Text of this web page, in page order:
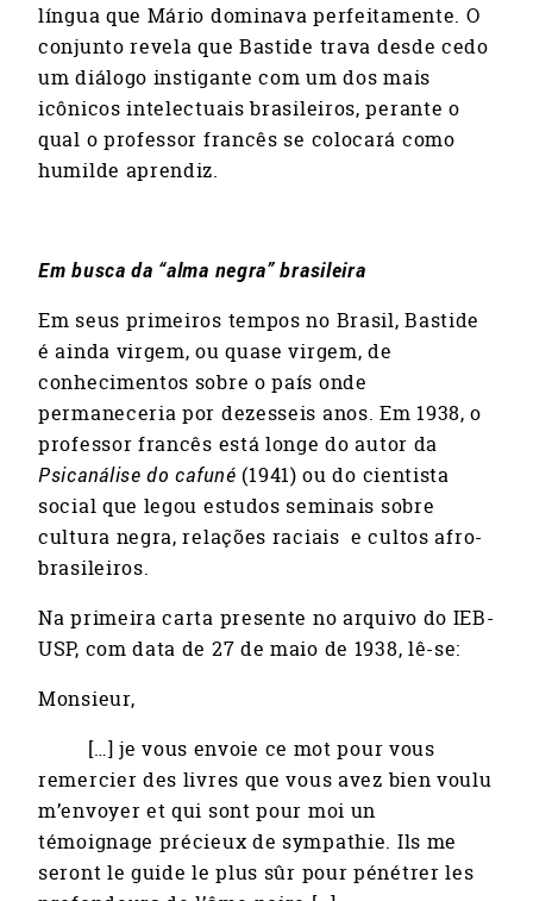
língua que Mário dominava perfeitamente. O
conjunto revela que Bastide trava desde cedo
um diálogo instigante com um dos mais
icônicos intelectuais brasileiros, perante o
qual o professor francês se colocará como
humilde aprendiz.
Em busca da “alma negra” brasileira
Em seus primeiros tempos no Brasil, Bastide
é ainda virgem, ou quase virgem, de
conhecimentos sobre o país onde
permaneceria por dezesseis anos. Em 1938, o
professor francês está longe do autor da
Psicanálise do cafuné (1941) ou do cientista
social que legou estudos seminais sobre
cultura negra, relações raciais e cultos afro-
brasileiros.
Na primeira carta presente no arquivo do IEB-
USP, com data de 27 de maio de 1938, lê-se:
Monsieur,
[…] je vous envoie ce mot pour vous
remercier des livres que vous avez bien voulu
m’envoyer et qui sont pour moi un
témoignage précieux de sympathie. Ils me
seront le guide le plus sûr pour pénétrer les